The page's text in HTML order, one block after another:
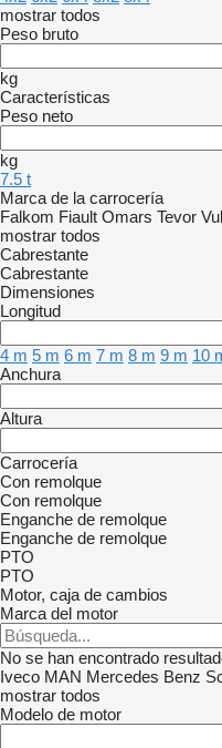
mostrar todos
Peso bruto
kg
Características
Peso neto
kg
7.5 t
Marca de la carrocería
Falkom Fiault Omars Tevor
mostrar todos
Cabrestante
Cabrestante
Dimensiones
Longitud
4 m 5 m 6 m 7 m 8 m 9 m 10
Anchura
Altura
Carrocería
Con remolque
Con remolque
Enganche de remolque
Enganche de remolque
PTO
PTO
Motor, caja de cambios
Marca del motor
No se han encontrado
Iveco MAN Mercedes Benz
mostrar todos
Modelo de motor